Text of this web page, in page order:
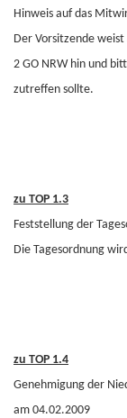
Hinweis auf das
Der Vorsitzende
2 GO NRW hin und
zutreffen sollte.
zu TOP 1.3
Feststellung der
Die Tagesordnung
zu TOP 1.4
Genehmigung der
am 04.02.2009